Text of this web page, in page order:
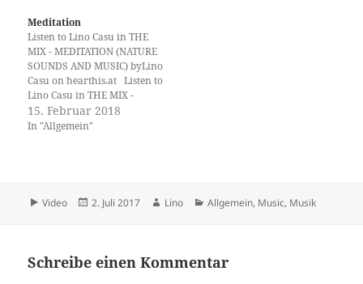
Meditation
Listen to Lino Casu in THE
MIX - MEDITATION (NATURE
SOUNDS AND MUSIC) byLino
Casu on hearthis.at Listen to
Lino Casu in THE MIX -
MEDITATION 2 (NATURE
SOUNDS AND MUSIC) byLino
15. Februar 2018
In "Allgemein"
Format
Video
Veröffentlicht
2. Juli 2017 Autor
Lino Kategorien
Allgemein, Music, Musik
Schreibe einen Kommentar